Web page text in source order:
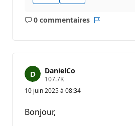
0 commentaires
Aucun
DanielCo
107.7KP
10 juin 2025 à 08:34
Bonjour,